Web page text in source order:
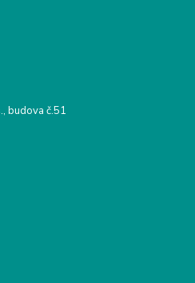
budova č.51